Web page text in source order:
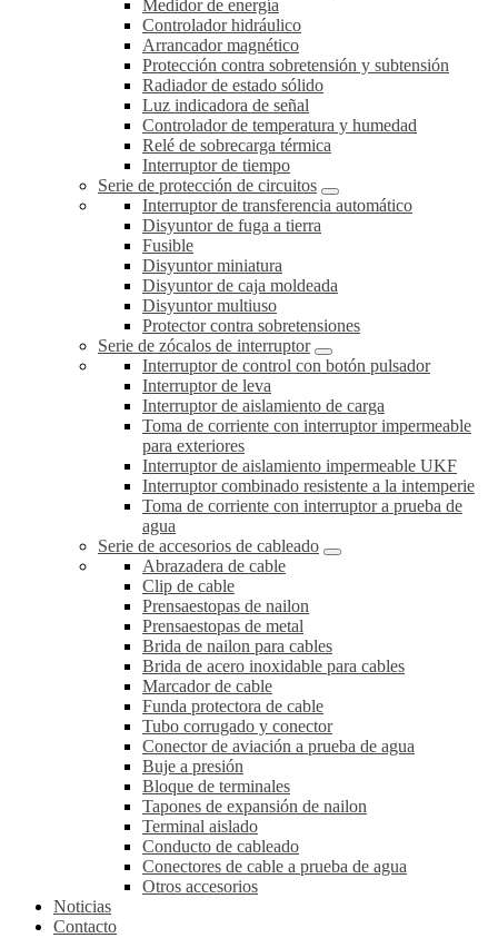
Medidor de energía
Controlador hidráulico
Arrancador magnético
Protección contra sobretensión y subtensión
Radiador de estado sólido
Luz indicadora de señal
Controlador de temperatura y humedad
Relé de sobrecarga térmica
Interruptor de tiempo
Serie de protección de circuitos
Interruptor de transferencia automático
Disyuntor de fuga a tierra
Fusible
Disyuntor miniatura
Disyuntor de caja moldeada
Disyuntor multiuso
Protector contra sobretensiones
Serie de zócalos de interruptor
Interruptor de control con botón pulsador
Interruptor de leva
Interruptor de aislamiento de carga
Toma de corriente con interruptor impermeable
para exteriores
Interruptor de aislamiento impermeable UKF
Interruptor combinado resistente a la intemperie
Toma de corriente con interruptor a prueba de
agua
Serie de accesorios de cableado
Abrazadera de cable
Clip de cable
Prensaestopas de nailon
Prensaestopas de metal
Brida de nailon para cables
Brida de acero inoxidable para cables
Marcador de cable
Funda protectora de cable
Tubo corrugado y conector
Conector de aviación a prueba de agua
Buje a presión
Bloque de terminales
Tapones de expansión de nailon
Terminal aislado
Conducto de cableado
Conectores de cable a prueba de agua
Otros accesorios
Noticias
Contacto